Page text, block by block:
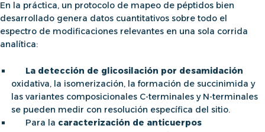
En la práctica, un protocolo de mapeo de péptidos bien
desarrollado genera datos cuantitativos sobre todo el
espectro de modificaciones relevantes en una sola corrida
analítica:
La detección de glicosilación por desamidación
oxidativa, la isomerización, la formación de succinimida y
las variantes composicionales C-terminales y N-terminales
se pueden medir con resolución específica del sitio.
Para la caracterización de anticuerpos